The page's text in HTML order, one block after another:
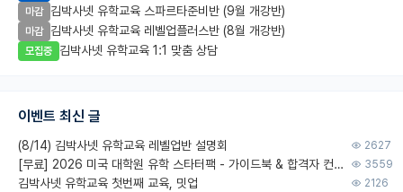
마감 김박사넷 유학교육 스파르타준비반 (9월 개강반)
마감 김박사넷 유학교육 레벨업플러스반 (8월 개강반)
모집중 김박사넷 유학교육 1:1 맞춤 상담
이벤트 최신 글
(8/14) 김박사넷 유학교육 레벨업반 설명회 2627
[무료] 2026 미국 대학원 유학 스타터팩 - 가이드북 & 합격자 컨택메일 템플릿 3559
김박사넷 유학교육 첫번째 교육, 밋업 2126